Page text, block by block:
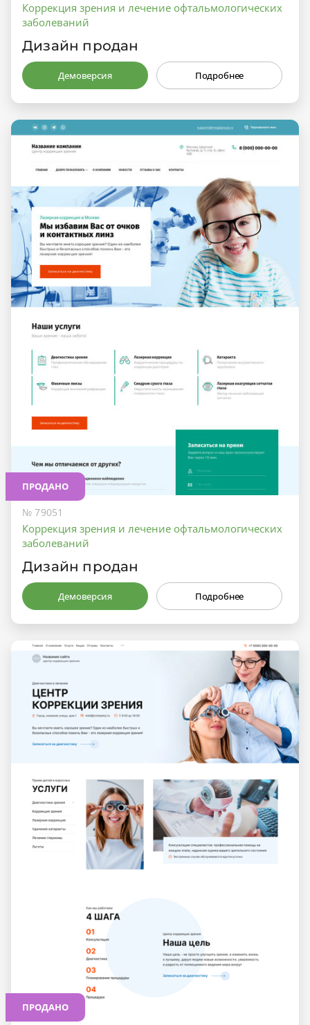
Коррекция зрения и лечение офтальмологических
заболеваний
Дизайн продан
Демоверсия Подробнее
ПРОДАНО
№ 79051
Коррекция зрения и лечение офтальмологических
заболеваний
Дизайн продан
Демоверсия Подробнее
ПРОДАНО